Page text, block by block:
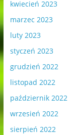
kwiecień 2023
marzec 2023
luty 2023
styczeń 2023
grudzień 2022
listopad 2022
październik 2022
wrzesień 2022
sierpień 2022